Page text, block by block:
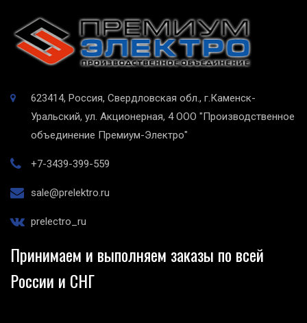
623414, Россия, Свердловская обл., г.Каменск-
Уральский, ул. Акционерная, 4 ООО "Производственное
объединение Премиум-Электро"
+7-3439-399-559
sale@prelektro.ru
prelectro_ru
Принимаем и выполняем заказы по всей
России и СНГ